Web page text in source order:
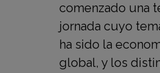
comenzado una
jornada cuyo
ha sido la
global, y los